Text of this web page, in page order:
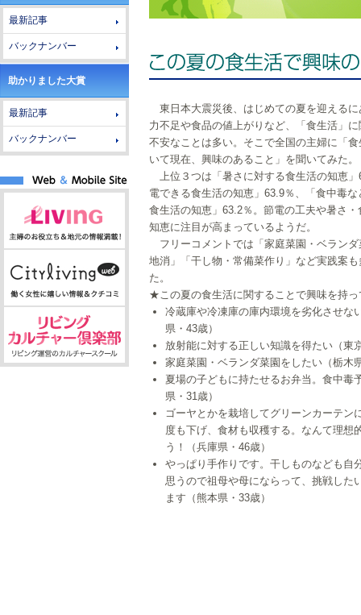
最新記事
バックナンバー
助かりました大賞
最新記事
バックナンバー
東日本大震災後、はじめての夏を迎えるに
力不足や食品の値上がりなど、「食生活」
不安なことは多い。そこで全国の主婦に「
いて現在、興味のあること」を聞いてみた。
上位３つは「暑さに対する食生活の知恵」
電できる食生活の知恵」63.9％、「食中毒
食生活の知恵」63.2％。節電の工夫や暑さ
知恵に注目が高まっているようだ。
フリーコメントでは「家庭菜園・ベランダ
地消」「干し物・常備菜作り」など実践案
た。
★この夏の食生活に関することで興味を持っ
冷蔵庫や冷凍庫の庫内環境を劣化させな
県・43歳）
放射能に対する正しい知識を得たい（東
家庭菜園・ベランダ菜園をしたい（栃木
夏場の子どもに持たせるお弁当。食中毒
県・31歳）
ゴーヤとかを栽培してグリーンカーテン
度も下げ、食材も収穫する。なんて理想
う！（兵庫県・46歳）
やっぱり手作りです。干しものなども自
思うので祖母や母にならって、挑戦した
ます（熊本県・33歳）